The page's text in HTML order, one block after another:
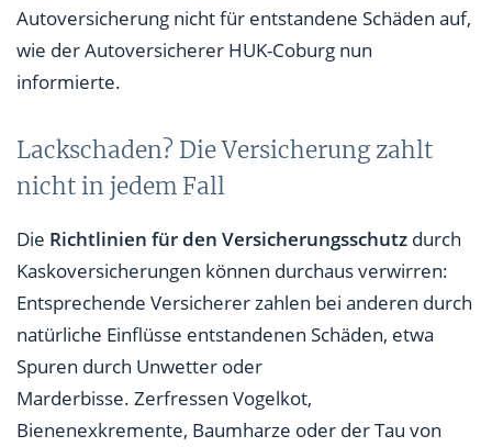
Autoversicherung nicht für entstandene Schäden auf,
wie der Autoversicherer HUK-Coburg nun
informierte.
Lackschaden? Die Versicherung zahlt
nicht in jedem Fall
Die Richtlinien für den Versicherungsschutz durch
Kaskoversicherungen können durchaus verwirren:
Entsprechende Versicherer zahlen bei anderen durch
natürliche Einflüsse entstandenen Schäden, etwa
Spuren durch Unwetter oder
Marderbisse. Zerfressen Vogelkot,
Bienenexkremente, Baumharze oder der Tau von